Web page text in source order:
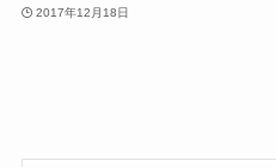
2017年12月18日